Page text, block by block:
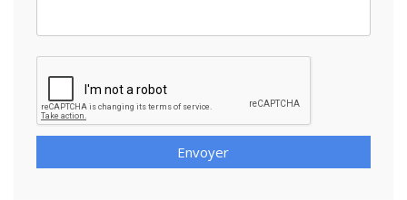
Envoyer